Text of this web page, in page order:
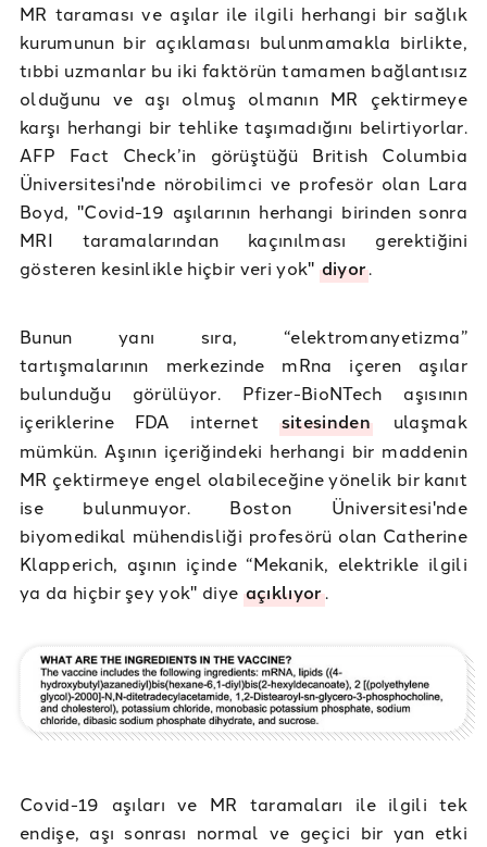
MR taraması ve aşılar ile ilgili herhangi bir sağlık
kurumunun bir açıklaması bulunmamakla birlikte,
tıbbi uzmanlar bu iki faktörün tamamen bağlantısız
olduğunu ve aşı olmuş olmanın MR çektirmeye
karşı herhangi bir tehlike taşımadığını belirtiyorlar.
AFP Fact Check’in görüştüğü British Columbia
Üniversitesi'nde nörobilimci ve profesör olan Lara
Boyd, "Covid-19 aşılarının herhangi birinden sonra
MRI taramalarından kaçınılması gerektiğini
gösteren kesinlikle hiçbir veri yok" diyor.
Bunun yanı sıra, “elektromanyetizma”
tartışmalarının merkezinde mRna içeren aşılar
bulunduğu görülüyor. Pfizer-BioNTech aşısının
içeriklerine FDA internet sitesindenulaşmak
mümkün. Aşının içeriğindeki herhangi bir maddenin
MR çektirmeye engel olabileceğine yönelik bir kanıt
ise bulunmuyor. Boston Üniversitesi'nde
biyomedikal mühendisliği profesörü olan Catherine
Klapperich, aşının içinde “Mekanik, elektrikle ilgili
ya da hiçbir şey yok" diye açıklıyor.
Covid-19 aşıları ve MR taramaları ile ilgili tek
endişe, aşı sonrası normal ve geçici bir yan etki